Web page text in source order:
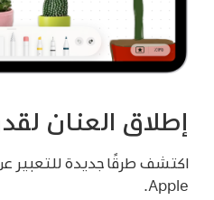
إطلاق العنان
اكتشف طرقًا جديدة للتعبير
Apple.